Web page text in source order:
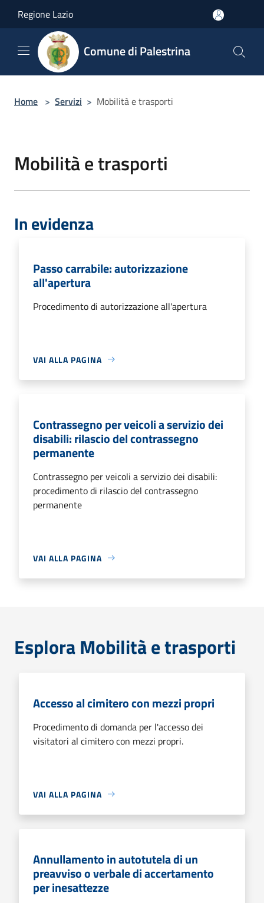
Regione Lazio
Comune di Palestrina
Home > Servizi > Mobilità e trasporti
Mobilità e trasporti
In evidenza
Passo carrabile: autorizzazione
all'apertura
Procedimento di autorizzazione all'apertura
VAI ALLA PAGINA
Contrassegno per veicoli a servizio dei
disabili: rilascio del contrassegno
permanente
Contrassegno per veicoli a servizio dei disabili:
procedimento di rilascio del contrassegno
permanente
VAI ALLA PAGINA
Esplora Mobilità e trasporti
Accesso al cimitero con mezzi propri
Procedimento di domanda per l'accesso dei
visitatori al cimitero con mezzi propri.
VAI ALLA PAGINA
Annullamento in autotutela di un
preavviso o verbale di accertamento
per inesattezze